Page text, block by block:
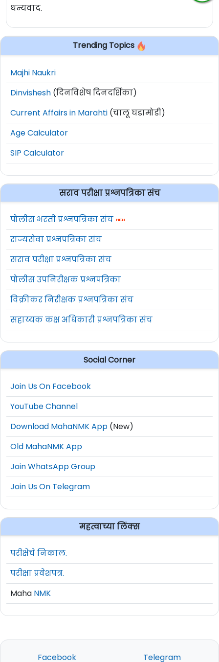
धन्यवाद.
Trending Topics
Majhi Naukri
Dinvishesh (दिनविशेष दिनदर्शिका)
Current Affairs in Marahti (चालू घडामोडी)
Age Calculator
SIP Calculator
सराव परीक्षा प्रश्नपत्रिका संच
पोलीस भरती प्रश्नपत्रिका संच
राज्यसेवा प्रश्नपत्रिका संच
सराव परीक्षा प्रश्नपत्रिका संच
पोलीस उपनिरीक्षक प्रश्नपत्रिका
विक्रीकर निरीक्षक प्रश्नपत्रिका संच
सहाय्यक कक्ष अधिकारी प्रश्नपत्रिका संच
Social Corner
Join Us On Facebook
YouTube Channel
Download MahaNMK App (New)
Old MahaNMK App
Join WhatsApp Group
Join Us On Telegram
महत्वाच्या लिंक्स
परीक्षेचे निकाल.
परीक्षा प्रवेशपत्र.
Maha NMK
Facebook Telegram